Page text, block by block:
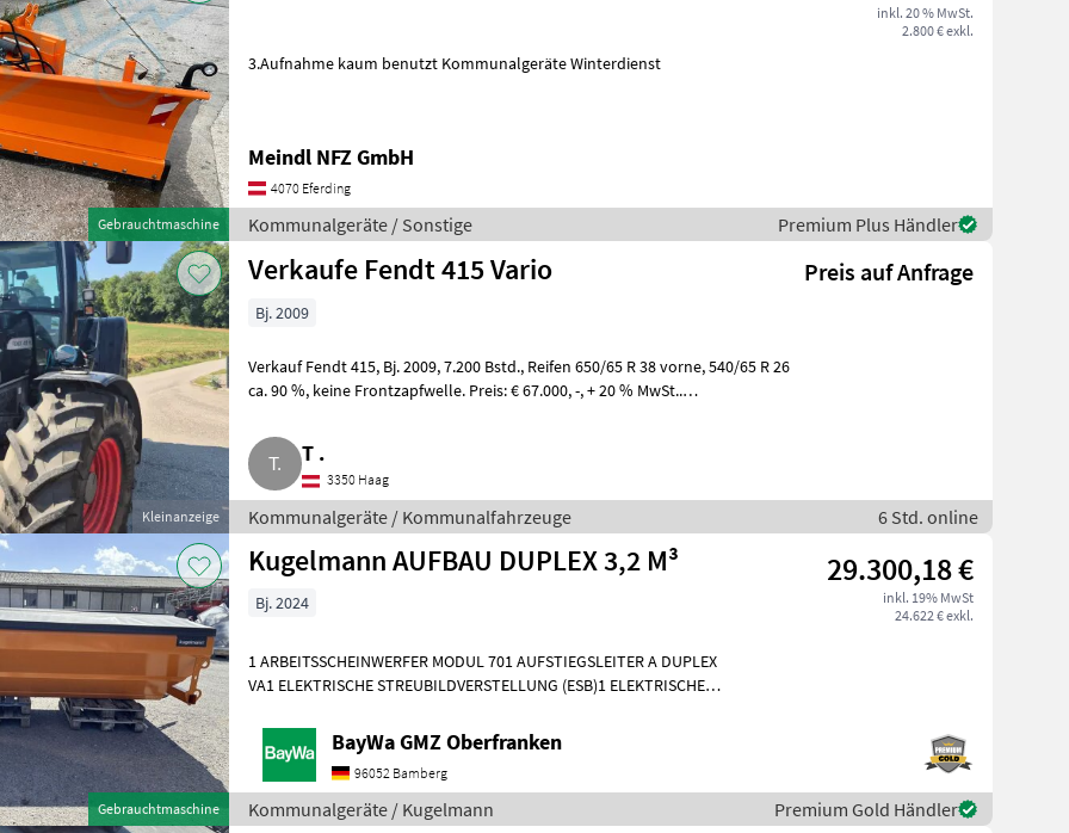
Gebrauchtmaschine
inkl. 20 % MwSt.
2.800 € exkl.
3.Aufnahme kaum benutzt Kommunalgeräte Winterdienst
Meindl NFZ GmbH
4070 Eferding
Kommunalgeräte / Sonstige Premium Plus Händler
Kleinanzeige
Verkaufe Fendt 415 Vario Preis auf Anfrage
Bj. 2009
Verkauf Fendt 415, Bj. 2009, 7.200 Bstd., Reifen 650/65 R 38 vorne, 540/65 R 26
ca. 90 %, keine Frontzapfwelle. Preis: € 67.000, -, + 20 % MwSt..
T .
3350 Haag
Kommunalgeräte / Kommunalfahrzeuge 6 Std. online
Gebrauchtmaschine
Kugelmann AUFBAU DUPLEX 3,2 M³ 29.300,18 €
inkl. 19% MwSt
24.622 € exkl.
Bj. 2024
1 ARBEITSSCHEINWERFER MODUL 701 AUFSTIEGSLEITER A DUPLEX
VA1 ELEKTRISCHE STREUBILDVERSTELLUNG (ESB)1 ELEKTRISCHE
BayWa GMZ Oberfranken
96052 Bamberg
Kommunalgeräte / Kugelmann Premium Gold Händler